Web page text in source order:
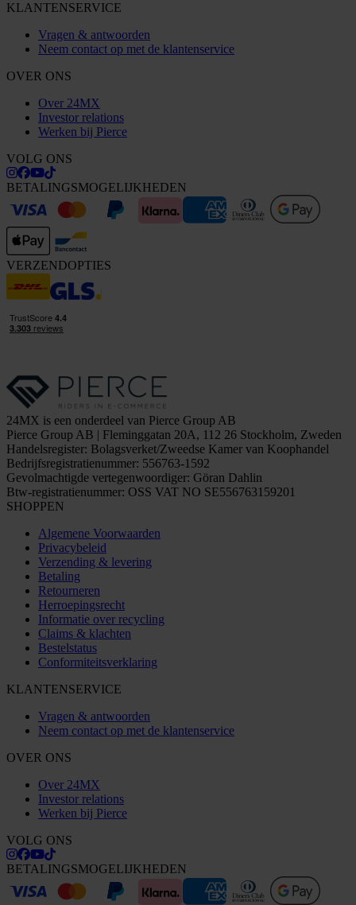
KLANTENSERVICE
Vragen & antwoorden
Neem contact op met de klantenservice
OVER ONS
Over 24MX
Investor relations
Werken bij Pierce
VOLG ONS
BETALINGSMOGELIJKHEDEN
VERZENDOPTIES
24MX is een onderdeel van Pierce Group AB
Pierce Group AB | Fleminggatan 20A, 112 26 Stockholm, Zweden
Handelsregister: Bolagsverket/Zweedse Kamer van Koophandel
Bedrijfsregistratienummer: 556763-1592
Gevolmachtigde vertegenwoordiger: Göran Dahlin
Btw-registratienummer: OSS VAT NO SE556763159201
SHOPPEN
Algemene Voorwaarden
Privacybeleid
Verzending & levering
Betaling
Retourneren
Herroepingsrecht
Informatie over recycling
Claims & klachten
Bestelstatus
Conformiteitsverklaring
KLANTENSERVICE
Vragen & antwoorden
Neem contact op met de klantenservice
OVER ONS
Over 24MX
Investor relations
Werken bij Pierce
VOLG ONS
BETALINGSMOGELIJKHEDEN